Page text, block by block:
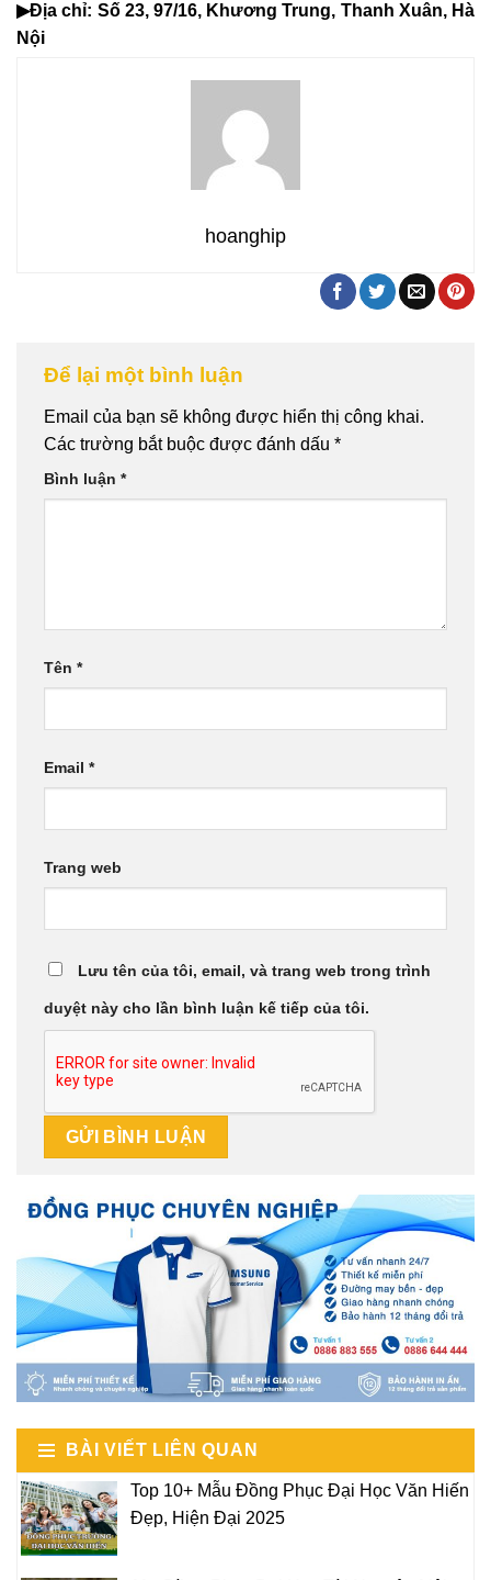
▶Địa chỉ: Số 23, 97/16, Khương Trung, Thanh Xuân, Hà
Nội
hoanghip
Để lại một bình luận
Email của bạn sẽ không được hiển thị công khai.
Các trường bắt buộc được đánh dấu *
Bình luận *
Tên *
Email *
Trang web
Lưu tên của tôi, email, và trang web trong trình
duyệt này cho lần bình luận kế tiếp của tôi.
BÀI VIẾT LIÊN QUAN
Top 10+ Mẫu Đồng Phục Đại Học Văn Hiến
Đẹp, Hiện Đại 2025